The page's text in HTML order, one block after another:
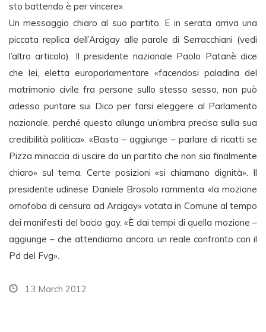
sto battendo è per vincere».
Un messaggio chiaro al suo partito. E in serata arriva una
piccata replica dell’Arcigay alle parole di Serracchiani (vedi
l’altro articolo). Il presidente nazionale Paolo Patanè dice
che lei, eletta europarlamentare «facendosi paladina del
matrimonio civile fra persone sullo stesso sesso, non può
adesso puntare sui Dico per farsi eleggere al Parlamento
nazionale, perché questo allunga un’ombra precisa sulla sua
credibilità politica». «Basta – aggiunge – parlare di ricatti se
Pizza minaccia di uscire da un partito che non sia finalmente
chiaro» sul tema. Certe posizioni «si chiamano dignità». Il
presidente udinese Daniele Brosolo rammenta «la mozione
omofoba di censura ad Arcigay» votata in Comune al tempo
dei manifesti del bacio gay. «È dai tempi di quella mozione –
aggiunge – che attendiamo ancora un reale confronto con il
Pd del Fvg».
13 March 2012